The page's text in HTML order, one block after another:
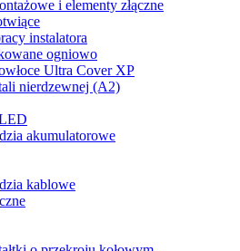
i elementy złączne
instalatora
ogniowo
Ultra Cover XP
nierdzewnej (A2)
akumulatorowe
kablowe